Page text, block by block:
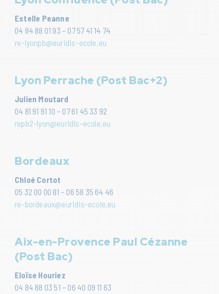
Estelle Peanne
04 84 88 01 93 – 07 57 41 14 74
re-lyonpb@euridis-ecole.eu
Lyon Perrache (Post Bac+2)
Julien Moutard
04 81 91 91 10 – 07 61 45 33 92
repb2-lyon@euridis-ecole.eu
Bordeaux
Chloé Cortot
05 32 00 00 81 – 06 58 35 64 46
re-bordeaux@euridis-ecole.eu
Aix-en-Provence Paul Cézanne
(Post Bac)
Eloïse Houriez
04 84 88 03 51 – 06 40 09 11 63